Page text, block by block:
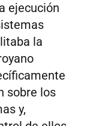
ejecución
la
sobre los
y,